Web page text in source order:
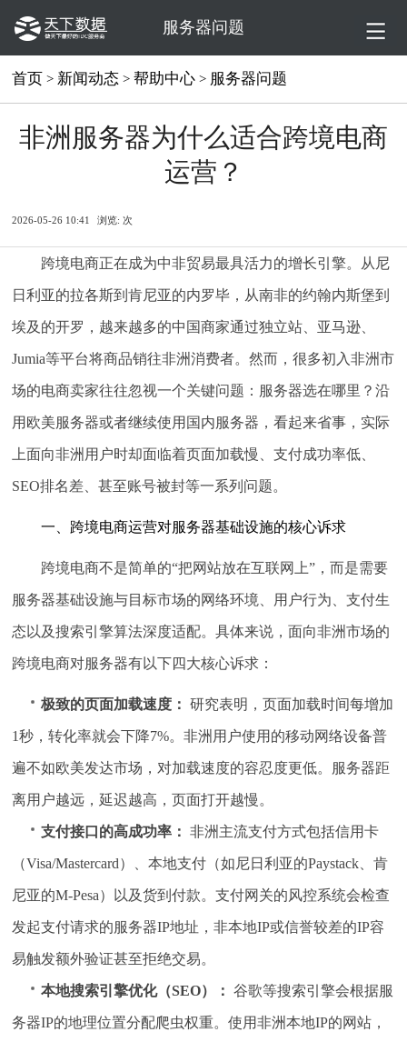
服务器问题
首页 > 新闻动态 >帮助中心 > 服务器问题
非洲服务器为什么适合跨境电商
运营？
2026-05-26 10:41 浏览: 次
跨境电商正在成为中非贸易最具活力的增长引擎。从尼
日利亚的拉各斯到肯尼亚的内罗毕，从南非的约翰内斯堡到
埃及的开罗，越来越多的中国商家通过独立站、亚马逊、
Jumia等平台将商品销往非洲消费者。然而，很多初入非洲市
场的电商卖家往往忽视一个关键问题：服务器选在哪里？沿
用欧美服务器或者继续使用国内服务器，看起来省事，实际
上面向非洲用户时却面临着页面加载慢、支付成功率低、
SEO排名差、甚至账号被封等一系列问题。
一、跨境电商运营对服务器基础设施的核心诉求
跨境电商不是简单的“把网站放在互联网上”，而是需要
服务器基础设施与目标市场的网络环境、用户行为、支付生
态以及搜索引擎算法深度适配。具体来说，面向非洲市场的
跨境电商对服务器有以下四大核心诉求：
极致的页面加载速度： 研究表明，页面加载时间每增加
1秒，转化率就会下降7%。非洲用户使用的移动网络设备普
遍不如欧美发达市场，对加载速度的容忍度更低。服务器距
离用户越远，延迟越高，页面打开越慢。
支付接口的高成功率： 非洲主流支付方式包括信用卡
（Visa/Mastercard）、本地支付（如尼日利亚的Paystack、肯
尼亚的M-Pesa）以及货到付款。支付网关的风控系统会检查
发起支付请求的服务器IP地址，非本地IP或信誉较差的IP容
易触发额外验证甚至拒绝交易。
本地搜索引擎优化（SEO）： 谷歌等搜索引擎会根据服
务器IP的地理位置分配爬虫权重。使用非洲本地IP的网站，